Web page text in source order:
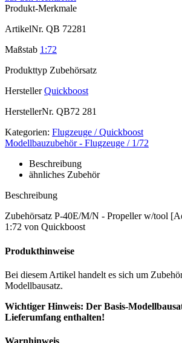
Produkt-Merkmale
ArtikelNr. QB 72281
Maßstab 1:72
Produkttyp Zubehörsatz
Hersteller Quickboost
HerstellerNr. QB72 281
Kategorien: Flugzeuge / Quickboost
Modellbauzubehör - Flugzeuge / 1/72
Beschreibung
ähnliches Zubehör
Beschreibung
Zubehörsatz P-40E/M/N - Propeller w/tool
1:72 von Quickboost
Produkthinweise
Bei diesem Artikel handelt es sich um
Modellbausatz.
Wichtiger Hinweis: Der Basis-
Lieferumfang enthalten!